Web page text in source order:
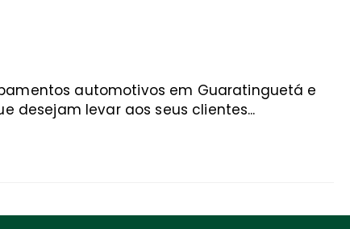
automotivos em Guaratinguetá e
desejam levar aos seus clientes...